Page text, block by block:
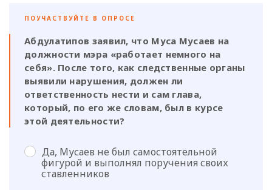
ПОУЧАСТВУЙТЕ В ОПРОСЕ
Абдулатипов заявил, что Муса Мусаев на
должности мэра «работает немного на
себя». После того, как следственные органы
выявили нарушения, должен ли
ответственность нести и сам глава,
который, по его же словам, был в курсе
этой деятельности?
Да, Мусаев не был самостоятельной
фигурой и выполнял поручения своих
ставленников